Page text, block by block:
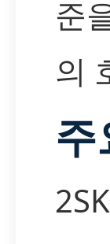
준
의
주